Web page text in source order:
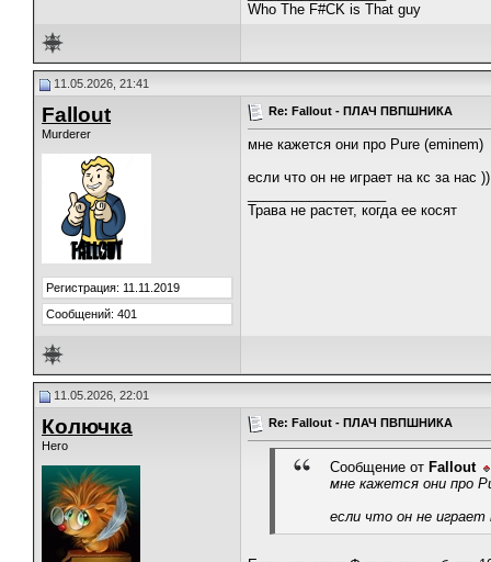
Who The F#CK is That guy
11.05.2026, 21:41
Fallout
Murderer
Регистрация: 11.11.2019
Сообщений: 401
Re: Fallout - ПЛАЧ ПВПШНИКА
мне кажется они про Pure (eminem)
если что он не играет на кс за нас ))
Трава не растет, когда ее косят
11.05.2026, 22:01
Колючка
Hero
Re: Fallout - ПЛАЧ ПВПШНИКА
Сообщение от Fallout
мне кажется они про
если что он не играет